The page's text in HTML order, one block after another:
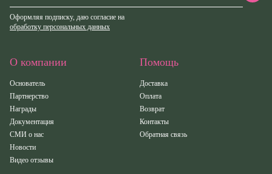
Оформляя подписку, даю согласие на
обработку персональных данных
О компании
Основатель
Партнерство
Награды
Документация
СМИ о нас
Новости
Видео отзывы
Помощь
Доставка
Оплата
Возврат
Контакты
Обратная связь